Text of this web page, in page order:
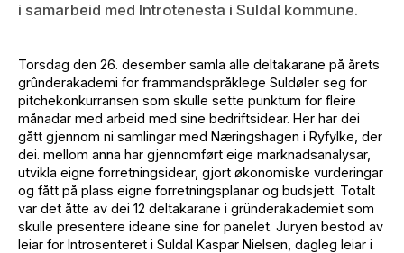
i samarbeid med Introtenesta i Suldal kommune.
Torsdag den 26. desember samla alle deltakarane på årets
grûnderakademi for frammandspråklege Suldøler seg for
pitchekonkurransen som skulle sette punktum for fleire
månadar med arbeid med sine bedriftsidear. Her har dei
gått gjennom ni samlingar med Næringshagen i Ryfylke, der
dei. mellom anna har gjennomført eige marknadsanalysar,
utvikla eigne forretningsidear, gjort økonomiske vurderingar
og fått på plass eigne forretningsplanar og budsjett. Totalt
var det åtte av dei 12 deltakarane i gründerakademiet som
skulle presentere ideane sine for panelet. Juryen bestod av
leiar for Introsenteret i Suldal Kaspar Nielsen, dagleg leiar i